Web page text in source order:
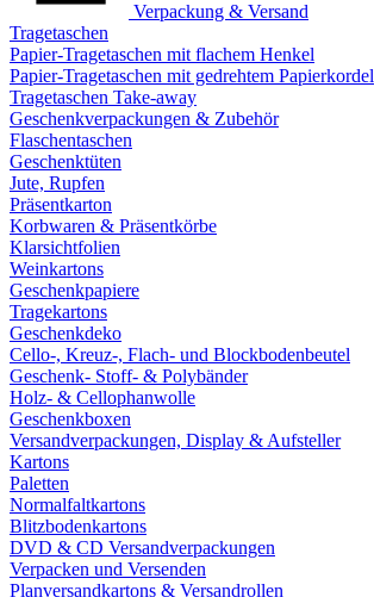
Verpackung & Versand
Tragetaschen
Papier-Tragetaschen mit flachem Henkel
Papier-Tragetaschen mit gedrehtem Papierkordel
Tragetaschen Take-away
Geschenkverpackungen & Zubehör
Flaschentaschen
Geschenktüten
Jute, Rupfen
Präsentkarton
Korbwaren & Präsentkörbe
Klarsichtfolien
Weinkartons
Geschenkpapiere
Tragekartons
Geschenkdeko
Cello-, Kreuz-, Flach- und Blockbodenbeutel
Geschenk- Stoff- & Polybänder
Holz- & Cellophanwolle
Geschenkboxen
Versandverpackungen, Display & Aufsteller
Kartons
Paletten
Normalfaltkartons
Blitzbodenkartons
DVD & CD Versandverpackungen
Verpacken und Versenden
Planversandkartons & Versandrollen